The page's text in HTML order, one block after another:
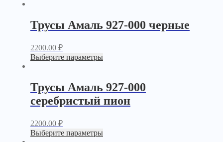
Трусы Амаль 927-000 черные
2200.00 ₽
Выберите параметры
Трусы Амаль 927-000
серебристый пион
2200.00 ₽
Выберите параметры